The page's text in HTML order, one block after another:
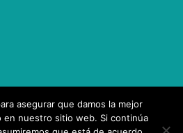
asegurar que damos la mejor
en nuestro sitio web. Si continúa